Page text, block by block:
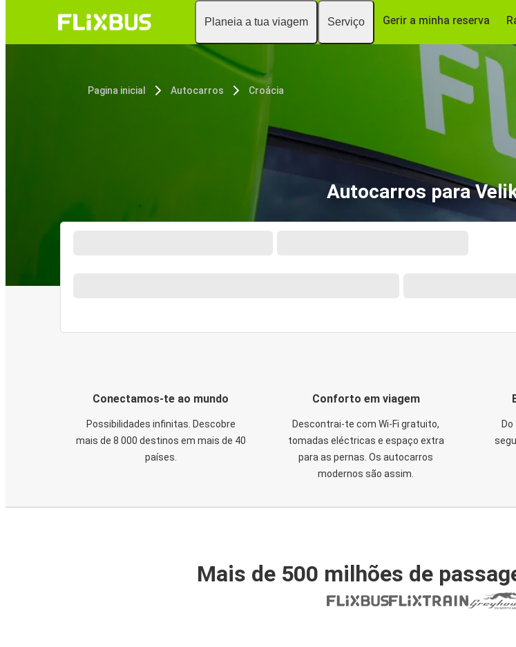
Planeia a tua viagem Serviço Gerir a minha reserva
Pagina inicial Autocarros Croácia
Autocarros para
Conectamos-te ao mundo
Possibilidades infinitas. Descobre
mais de 8 000 destinos em mais de 40
países.
Conforto em viagem
Descontrai-te com Wi-Fi gratuito,
tomadas eléctricas e espaço extra
para as pernas. Os autocarros
modernos são assim.
Mais de 500 milhões de